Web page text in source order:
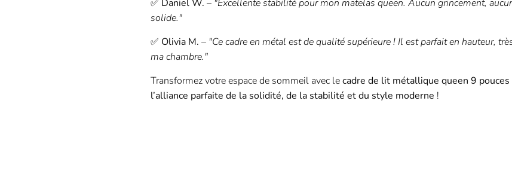
✅ Daniel W. – "Excellente stabilité pour mon matelas queen. Aucun grincement,
solide."
✅ Olivia M. – "Ce cadre en métal est de qualité supérieure ! Il est parfait en hauteur,
ma chambre."
Transformez votre espace de sommeil avec lecadre de lit métallique queen 9
l’alliance parfaite de la solidité, de la stabilité et du style moderne !